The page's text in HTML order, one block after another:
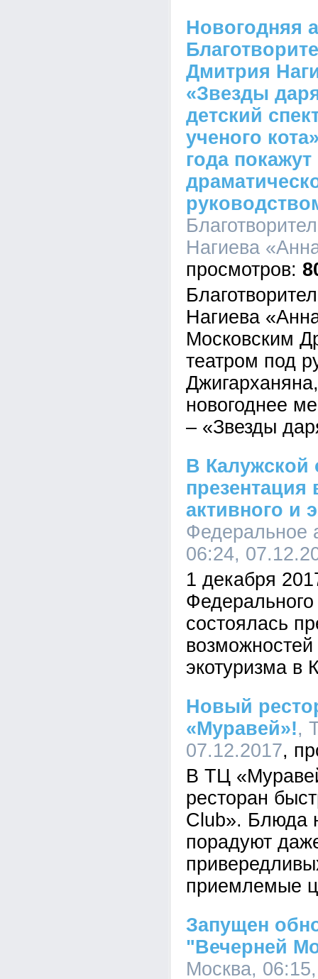
Новогодняя
Дмитрия
«Звезды
детский
ученого
года
Нагиева
Нагиева
Московским
театром под
новогоднее
– «Звезды
В Калужской
презентация
активного и
Федеральное
06:24,
1 декабря
Федерального
состоялась
возможностей
экотуризма в
Новый
«Муравей»!,
07.12.2017
В ТЦ
ресторан
Club». Блюда
порадуют
приемлемые
Запущен
"Вечерней
Москва,